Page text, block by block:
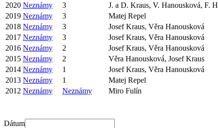
2020 Neznámy 3
J. a D. Kraus, V. Hanousková, F.
2019 Neznámy 3
Matej Repel
2018 Neznámy 3
Josef Kraus, Věra Hanousková
2017 Neznámy 3
Josef Kraus, Věra Hanousková
2016 Neznámy 2
Josef Kraus, Věra Hanousková
2015 Neznámy 2
Věra Hanousková, Josef Kraus
2014 Neznámy 1
Josef Kraus, Věra Hanousková
2013 Neznámy 1
Matej Repel
2012 Neznámy Neznámy Miro Fulín
Dátum